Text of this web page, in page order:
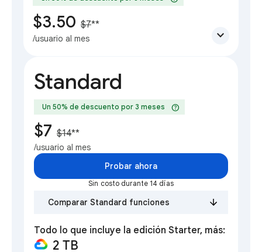
$3.50 $7**
/usuario al mes expand_more
Standard
Un 50% de descuento por 3 meses help
$7 $14**
/usuario al mes
Probar ahora
Sin costo durante 14 días
Comparar Standard funciones
Todo lo que incluye la edición Starter, más:
2 TB